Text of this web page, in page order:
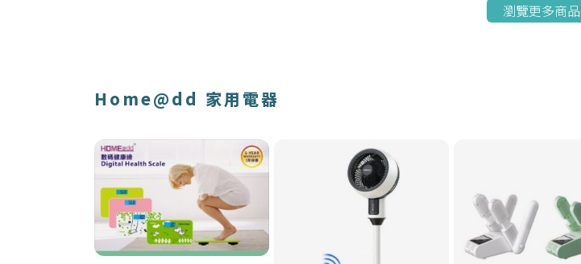
瀏覽更多商品
Home@dd 家用電器